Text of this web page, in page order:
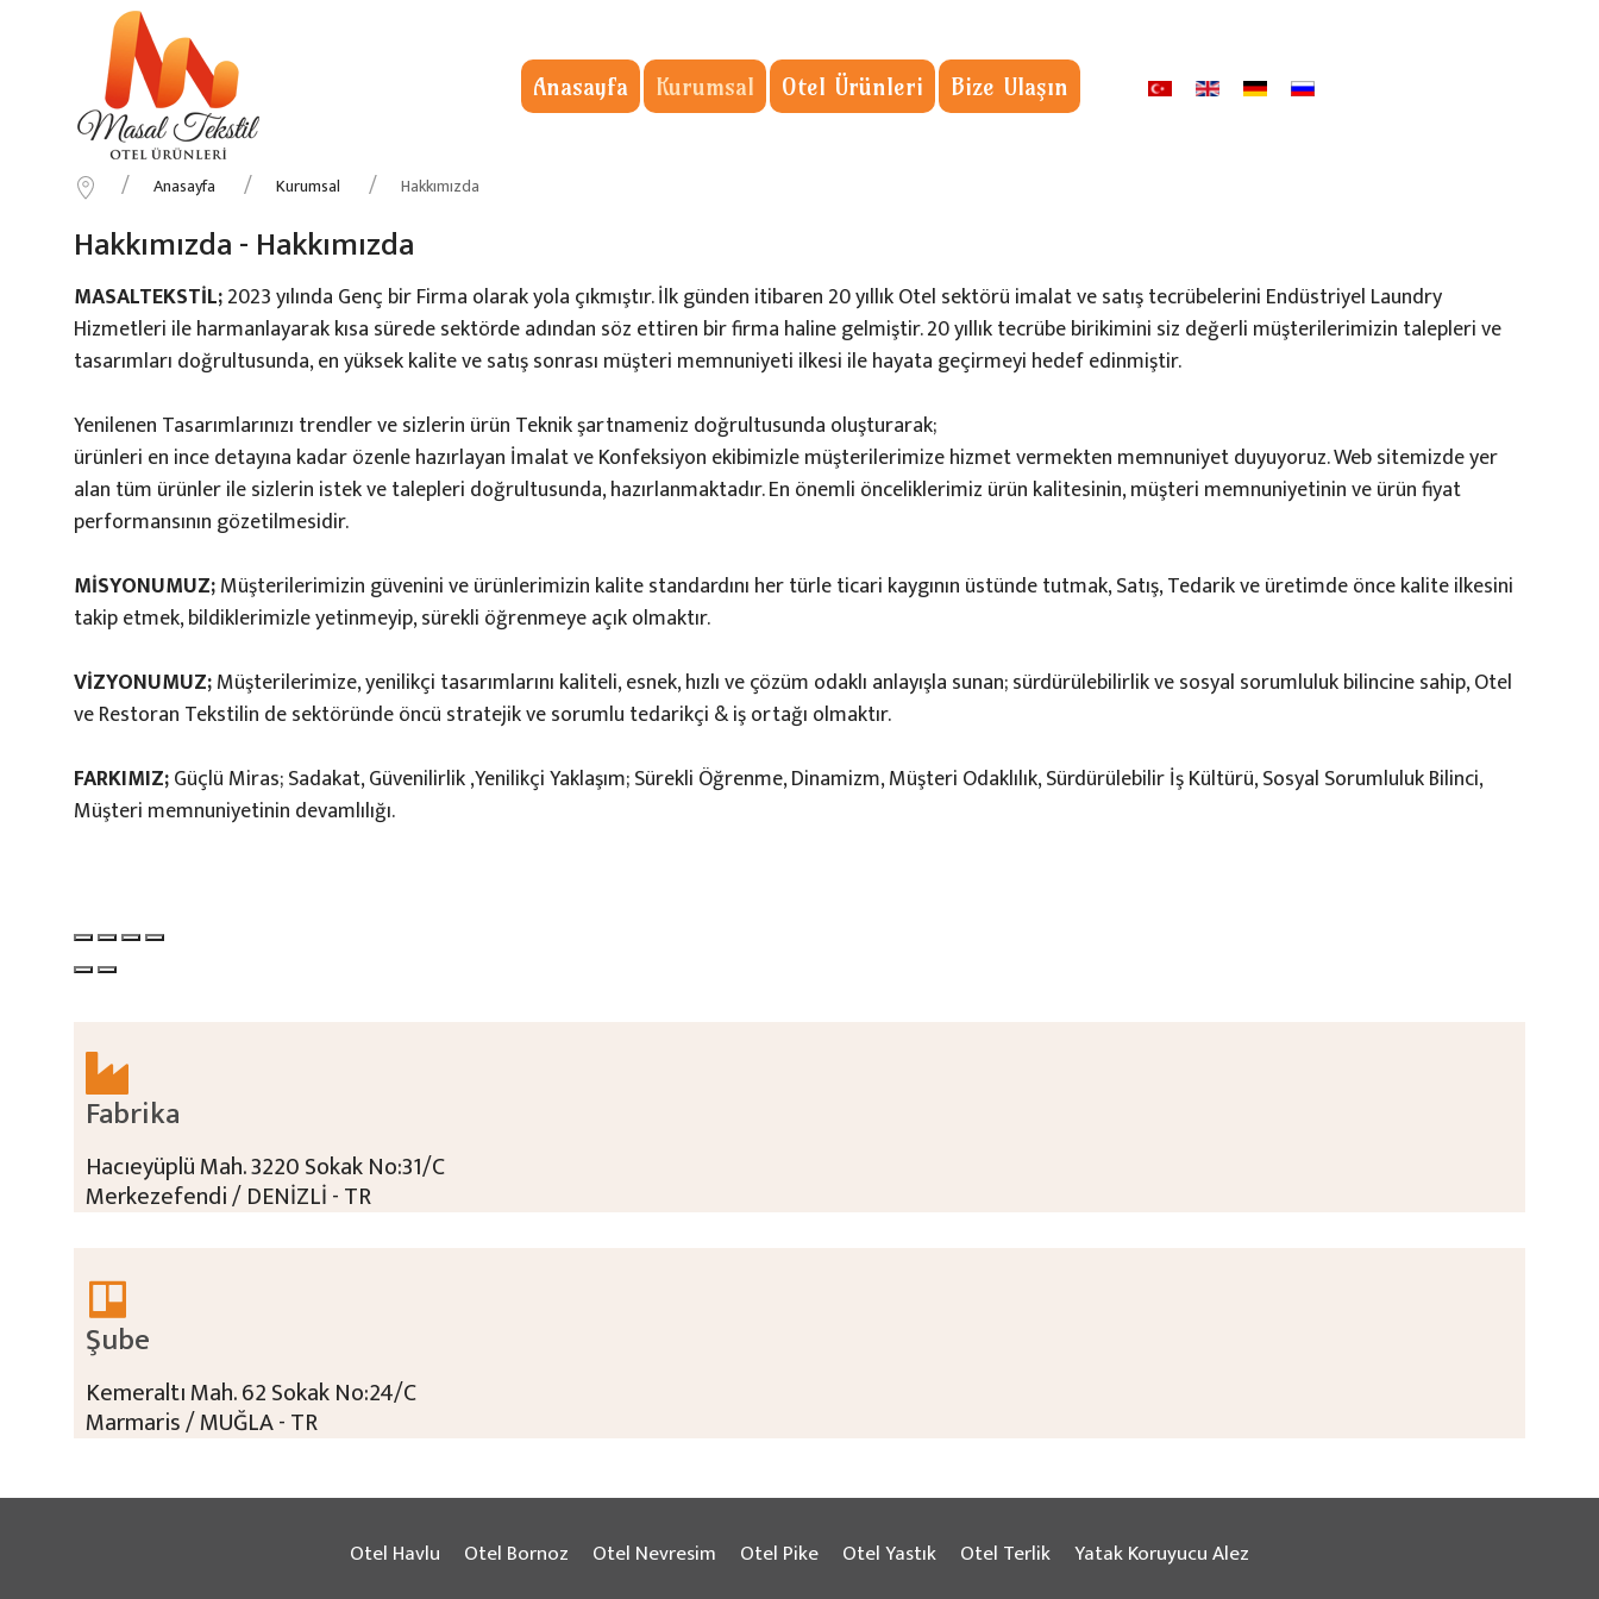
Anasayfa Kurumsal Otel Ürünleri Bize Ulaşın
Anasayfa Kurumsal Hakkımızda
Hakkımızda - Hakkımızda
MASALTEKSTİL;2023 yılında Genç bir Firma olarak yola çıkmıştır. İlk günden itibaren 20 yıllık Otel sektörü imalat ve satış tecrübelerini Endüstriyel Laundry
Hizmetleri ile harmanlayarak kısa sürede sektörde adından söz ettiren bir firma haline gelmiştir. 20 yıllık tecrübe birikimini siz değerli müşterilerimizin talepleri ve
tasarımları doğrultusunda, en yüksek kalite ve satış sonrası müşteri memnuniyeti ilkesi ile hayata geçirmeyi hedef edinmiştir.
Yenilenen Tasarımlarınızı trendler ve sizlerin ürün Teknik şartnameniz doğrultusunda oluşturarak;
ürünleri en ince detayına kadar özenle hazırlayan İmalat ve Konfeksiyon ekibimizle müşterilerimize hizmet vermekten memnuniyet duyuyoruz. Web sitemizde yer
alan tüm ürünler ile sizlerin istek ve talepleri doğrultusunda, hazırlanmaktadır. En önemli önceliklerimiz ürün kalitesinin, müşteri memnuniyetinin ve ürün fiyat
performansının gözetilmesidir.
MİSYONUMUZ;Müşterilerimizin güvenini ve ürünlerimizin kalite standardını her türle ticari kaygının üstünde tutmak, Satış, Tedarik ve üretimde önce kalite ilkesini
takip etmek, bildiklerimizle yetinmeyip, sürekli öğrenmeye açık olmaktır.
VİZYONUMUZ;Müşterilerimize, yenilikçi tasarımlarını kaliteli, esnek, hızlı ve çözüm odaklı anlayışla sunan; sürdürülebilirlik ve sosyal sorumluluk bilincine sahip, Otel
ve Restoran Tekstilin de sektöründe öncü stratejik ve sorumlu tedarikçi & iş ortağı olmaktır.
FARKIMIZ;Güçlü Miras; Sadakat, Güvenilirlik ,Yenilikçi Yaklaşım; Sürekli Öğrenme, Dinamizm, Müşteri Odaklılık, Sürdürülebilir İş Kültürü, Sosyal Sorumluluk Bilinci,
Müşteri memnuniyetinin devamlılığı.
Fabrika
Hacıeyüplü Mah. 3220 Sokak No:31/C
Merkezefendi / DENİZLİ - TR
Şube
Kemeraltı Mah. 62 Sokak No:24/C
Marmaris / MUĞLA - TR
Otel Havlu Otel Bornoz Otel Nevresim Otel Pike Otel Yastık Otel Terlik Yatak Koruyucu Alez